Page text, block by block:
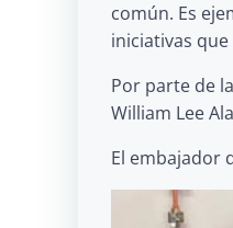
común. Es
iniciativas
Por parte de
William Lee
El embajador